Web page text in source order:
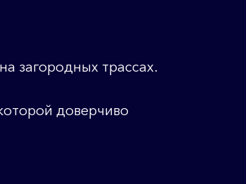
загородных трассах.
доверчиво